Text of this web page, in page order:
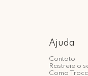
Ajuda
Contato
Rastreie o
Como